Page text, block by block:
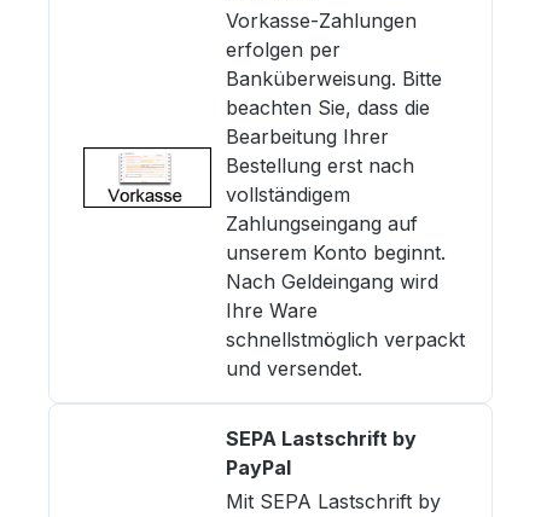
Vorkasse-Zahlungen
erfolgen per
Banküberweisung. Bitte
beachten Sie, dass die
Bearbeitung Ihrer
Bestellung erst nach
vollständigem
Zahlungseingang auf
unserem Konto beginnt.
Nach Geldeingang wird
Ihre Ware
schnellstmöglich verpackt
und versendet.
SEPA Lastschrift by
PayPal
Mit SEPA Lastschrift by